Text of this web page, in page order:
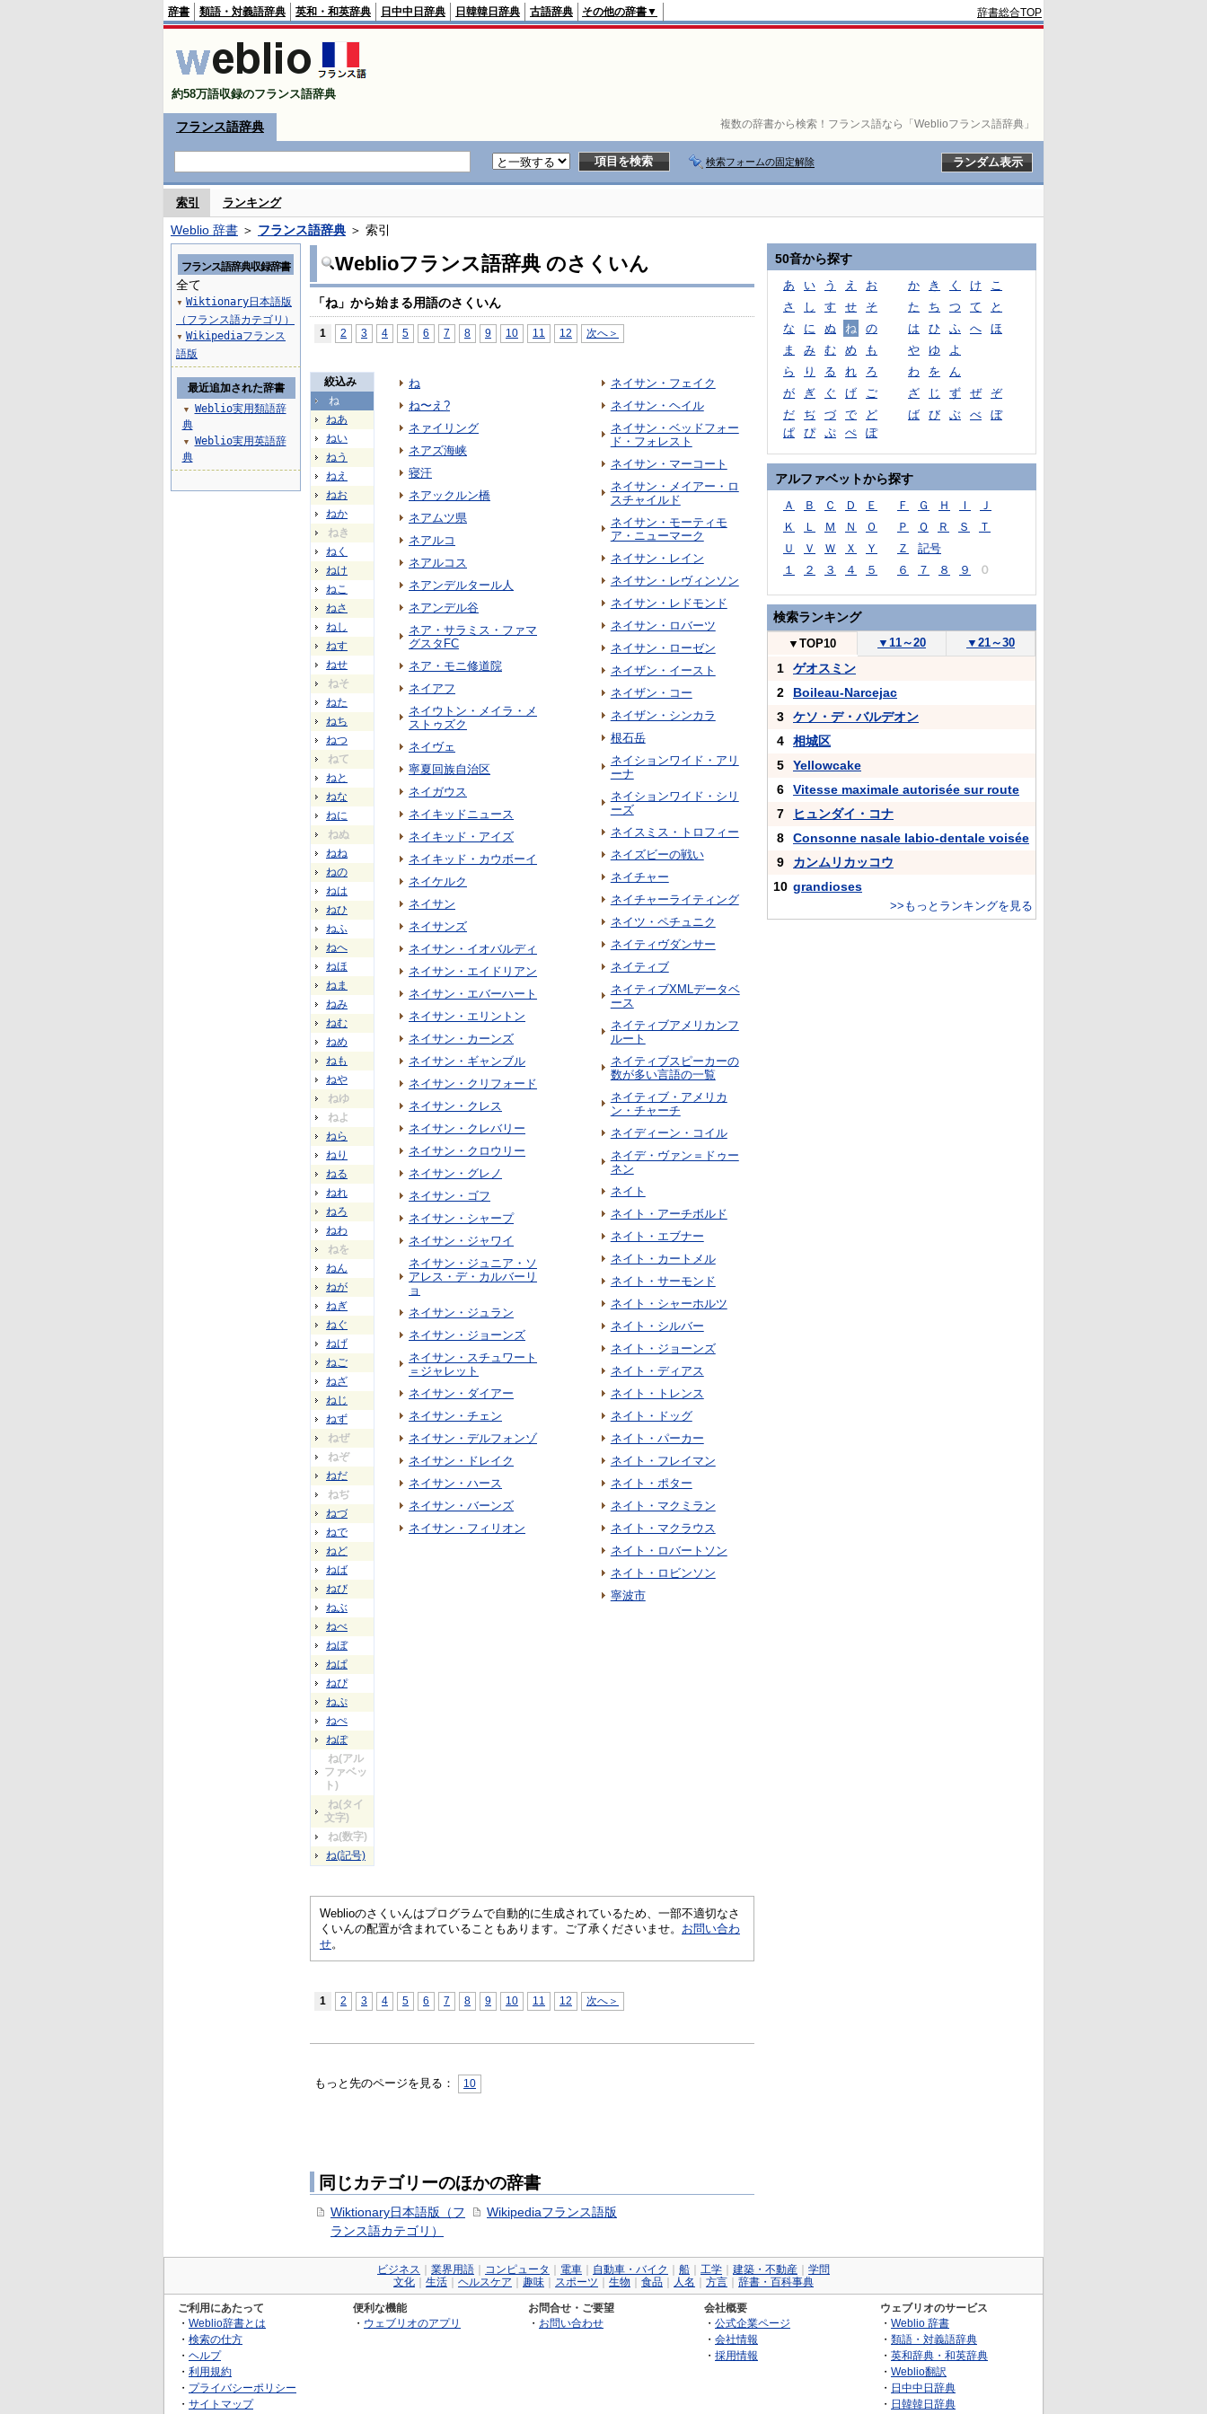
複数の辞書から検索！フランス語なら「Weblioフランス語辞典」
辞書 類語・対義語辞典 英和・和英辞典 日中中日辞典 日韓韓日辞典 古語辞典 その他の辞書▼ 辞書総合TOP
約58万語収録のフランス語辞典
フランス語辞典
検索フォームの固定解除
索引 ランキング
Weblio 辞書 ＞ フランス語辞典 ＞ 索引
Weblioフランス語辞典 のさくいん
「ね」から始まる用語のさくいん
1 2 3 4 5 6 7 8 9 10 11 12 次へ＞
絞込み
ね
ねあ
ねい
ねう
ねえ
ねお
ねか
ねき
ねく
ねけ
ねこ
ねさ
ねし
ねす
ねせ
ねそ
ねた
ねち
ねつ
ねて
ねと
ねな
ねに
ねぬ
ねね
ねの
ねは
ねひ
ねふ
ねへ
ねほ
ねま
ねみ
ねむ
ねめ
ねも
ねや
ねゆ
ねよ
ねら
ねり
ねる
ねれ
ねろ
ねわ
ねを
ねん
ねが
ねぎ
ねぐ
ねげ
ねご
ねざ
ねじ
ねず
ねぜ
ねぞ
ねだ
ねぢ
ねづ
ねで
ねど
ねば
ねび
ねぶ
ねべ
ねぼ
ねぱ
ねぴ
ねぷ
ねぺ
ねぽ
ね(アル
ファベッ
ト)
ね(タイ
文字)
ね(数字)
ね(記号)
ね
ね〜え?
ネァイリング
ネアズ海峡
寝汗
ネアックルン橋
ネアムツ県
ネアルコ
ネアルコス
ネアンデルタール人
ネアンデル谷
ネア・サラミス・ファマ
グスタFC
ネア・モニ修道院
ネイアフ
ネイウトン・メイラ・メ
ストゥズク
ネイヴェ
寧夏回族自治区
ネイガウス
ネイキッドニュース
ネイキッド・アイズ
ネイキッド・カウボーイ
ネイケルク
ネイサン
ネイサンズ
ネイサン・イオバルディ
ネイサン・エイドリアン
ネイサン・エバーハート
ネイサン・エリントン
ネイサン・カーンズ
ネイサン・ギャンブル
ネイサン・クリフォード
ネイサン・クレス
ネイサン・クレバリー
ネイサン・クロウリー
ネイサン・グレノ
ネイサン・ゴフ
ネイサン・シャープ
ネイサン・ジャワイ
ネイサン・ジュニア・ソ
アレス・デ・カルバーリ
ョ
ネイサン・ジュラン
ネイサン・ジョーンズ
ネイサン・スチュワート
＝ジャレット
ネイサン・ダイアー
ネイサン・チェン
ネイサン・デルフォンゾ
ネイサン・ドレイク
ネイサン・ハース
ネイサン・バーンズ
ネイサン・フィリオン
ネイサン・フェイク
ネイサン・ヘイル
ネイサン・ベッドフォー
ド・フォレスト
ネイサン・マーコート
ネイサン・メイアー・ロ
スチャイルド
ネイサン・モーティモ
ア・ニューマーク
ネイサン・レイン
ネイサン・レヴィンソン
ネイサン・レドモンド
ネイサン・ロバーツ
ネイサン・ローゼン
ネイザン・イースト
ネイザン・コー
ネイザン・シンカラ
根石岳
ネイションワイド・アリ
ーナ
ネイションワイド・シリ
ーズ
ネイスミス・トロフィー
ネイズビーの戦い
ネイチャー
ネイチャーライティング
ネイツ・ペチュニク
ネイティヴダンサー
ネイティブ
ネイティブXMLデータベ
ース
ネイティブアメリカンフ
ルート
ネイティブスピーカーの
数が多い言語の一覧
ネイティブ・アメリカ
ン・チャーチ
ネイディーン・コイル
ネイデ・ヴァン＝ドゥー
ネン
ネイト
ネイト・アーチボルド
ネイト・エブナー
ネイト・カートメル
ネイト・サーモンド
ネイト・シャーホルツ
ネイト・シルバー
ネイト・ジョーンズ
ネイト・ディアス
ネイト・トレンス
ネイト・ドッグ
ネイト・パーカー
ネイト・フレイマン
ネイト・ポター
ネイト・マクミラン
ネイト・マクラウス
ネイト・ロバートソン
ネイト・ロビンソン
寧波市
Weblioのさくいんはプログラムで自動的に生成されているため、一部不適切なさ
くいんの配置が含まれていることもあります。ご了承くださいませ。 お問い合わ
せ。
1 2 3 4 5 6 7 8 9 10 11 12 次へ＞
もっと先のページを見る： 10
同じカテゴリーのほかの辞書
Wiktionary日本語版（フ
ランス語カテゴリ）
Wikipediaフランス語版
フランス語辞典収録辞書
全て
▼ Wiktionary日本語版
（フランス語カテゴリ）
▼ Wikipediaフランス
語版
最近追加された辞書
▼
Weblio実用類語辞
典
▼
Weblio実用英語辞
典
50音から探す
あ い う え お か き く け
こ
さ
し す せ そ た ち つ て
と
な
に ぬ ね の は ひ ふ へ
ほ
ま
み む め も や ゆ
よ
ら
り る れ ろ わ を
ん
が
ぎ ぐ げ ご ざ じ ず ぜ
ぞ
だ
ぢ づ で ど ば び ぶ べ
ぼ
ぱ
ぴ ぷ ぺ ぽ
アルファベットから探す
Ａ Ｂ Ｃ Ｄ Ｅ Ｆ Ｇ Ｈ Ｉ
Ｊ
Ｋ
Ｌ Ｍ Ｎ Ｏ Ｐ Ｑ Ｒ Ｓ
Ｔ
Ｕ
Ｖ Ｗ Ｘ Ｙ Ｚ
記号
１
２ ３ ４ ５ ６ ７ ８ ９ ０
検索ランキング
▼ TOP10 ▼ 11～20 ▼ 21～30
1
ゲオスミン
2
Boileau-Narcejac
3
ケソ・デ・バルデオン
4
相城区
5
Yellowcake
6
Vitesse maximale autorisée sur route
7
ヒュンダイ・コナ
8
Consonne nasale labio-dentale voisée
9
カンムリカッコウ
10 grandioses
>>もっとランキングを見る
ビジネス 業界用語 コンピュータ 電車 自動車・バイク 船 工学 建築・不動産
学問
文化
生活 ヘルスケア 趣味 スポーツ 生物 食品 人名 方言 辞書・百科事典
ご利用にあたって
・ Weblio辞書とは
・ 検索の仕方
・ ヘルプ
・ 利用規約
・ プライバシーポリシー
・ サイトマップ
便利な機能
・ ウェブリオのアプリ
お問合せ・ご要望
・ お問い合わせ
会社概要
・ 公式企業ページ
・ 会社情報
・ 採用情報
ウェブリオのサービス
・ Weblio 辞書
・ 類語・対義語辞典
・ 英和辞典・和英辞典
・ Weblio翻訳
・ 日中中日辞典
・ 日韓韓日辞典